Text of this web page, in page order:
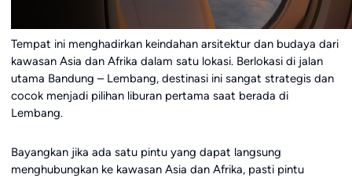
Tempat ini menghadirkan keindahan arsitektur dan budaya dari
kawasan Asia dan Afrika dalam satu lokasi. Berlokasi di jalan
utama Bandung – Lembang, destinasi ini sangat strategis dan
cocok menjadi pilihan liburan pertama saat berada di
Lembang.
Bayangkan jika ada satu pintu yang dapat langsung
menghubungkan ke kawasan Asia dan Afrika, pasti pintu